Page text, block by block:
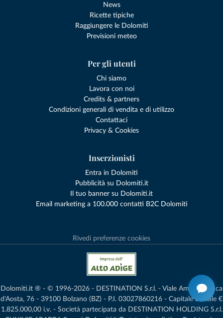
News
Ricette tipiche
Raggiungere le Dolomiti
Previsioni meteo
Per gli utenti
Chi siamo
Lavora con noi
Credits & partners
Condizioni generali di vendita e di utilizzo
Contattaci
Privacy & Cookies
Inserzionisti
Entra in Dolomiti
Pubblicità su Dolomiti.it
Il tuo banner su Dolomiti.it
Email marketing a 100.000 contatti B2C Dolomiti
Rivedi preferenze cookies
Dolomiti.it ® - © 1996-2026 - DESTINATION S.r.l. - Viale Amedeo Duca
d'Aosta, 76 - 39100 Bolzano (BZ) - P.I. 03027860216 - Capitale Sociale €
1.825.000,00 i.v. - Società partecipata da DESTINATION HOLDING S.r.l.